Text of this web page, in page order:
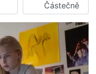
Částečně